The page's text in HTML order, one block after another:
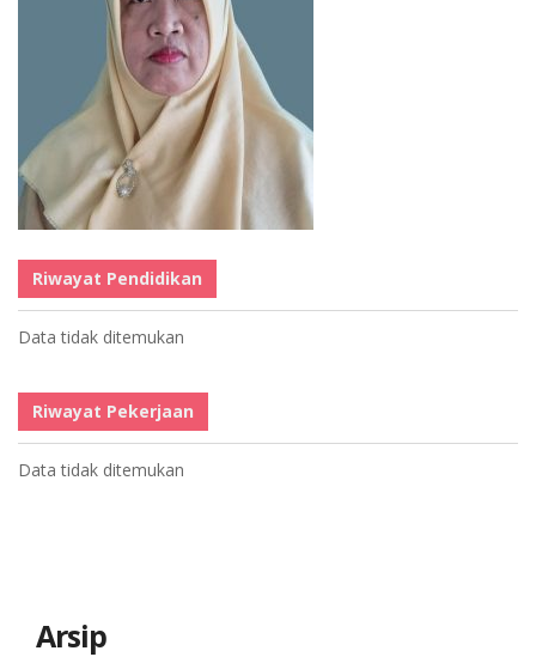
Riwayat Pendidikan
Data tidak ditemukan
Riwayat Pekerjaan
Data tidak ditemukan
Arsip